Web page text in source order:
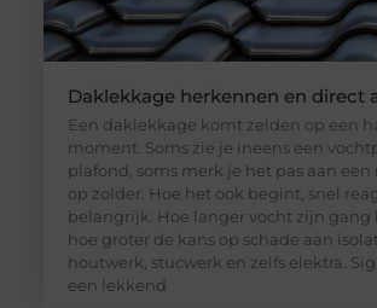
Daklekkage herkennen en direct
Een daklekkage komt zelden op een
moment. Soms zie je ineens een
plafond, soms merk je het pas aan
op zolder. Hoe het ook begint, snel
belangrijk. Hoe langer vocht zijn gang
hoe groter de kans op schade aan
houtwerk, stucwerk en zelfs elektra.
een lekkend